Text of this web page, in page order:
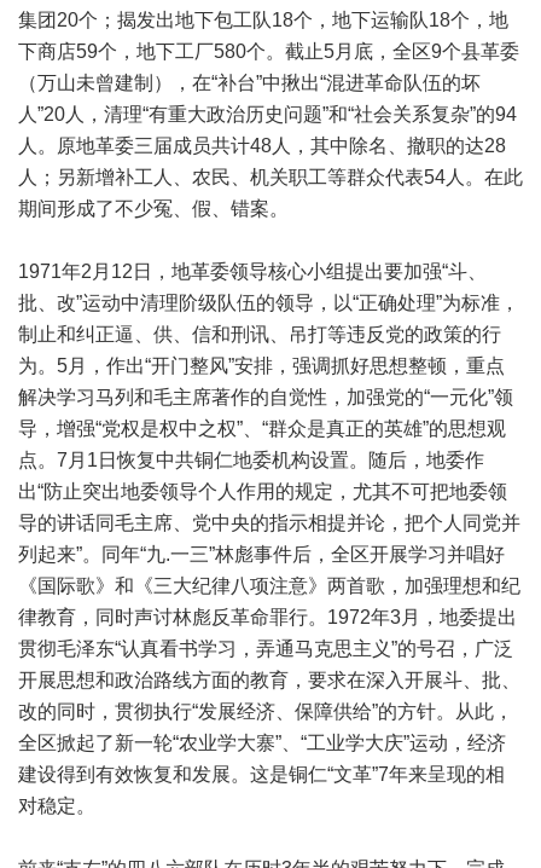
集团20个；揭发出地下包工队18个，地下运输队18个，地
下商店59个，地下工厂580个。截止5月底，全区9个县革委
（万山未曾建制），在“补台”中揪出“混进革命队伍的坏
人”20人，清理“有重大政治历史问题”和“社会关系复杂”的94
人。原地革委三届成员共计48人，其中除名、撤职的达28
人；另新增补工人、农民、机关职工等群众代表54人。在此
期间形成了不少冤、假、错案。
1971年2月12日，地革委领导核心小组提出要加强“斗、
批、改”运动中清理阶级队伍的领导，以“正确处理”为标准，
制止和纠正逼、供、信和刑讯、吊打等违反党的政策的行
为。5月，作出“开门整风”安排，强调抓好思想整顿，重点
解决学习马列和毛主席著作的自觉性，加强党的“一元化”领
导，增强“党权是权中之权”、“群众是真正的英雄”的思想观
点。7月1日恢复中共铜仁地委机构设置。随后，地委作
出“防止突出地委领导个人作用的规定，尤其不可把地委领
导的讲话同毛主席、党中央的指示相提并论，把个人同党并
列起来”。同年“九.一三”林彪事件后，全区开展学习并唱好
《国际歌》和《三大纪律八项注意》两首歌，加强理想和纪
律教育，同时声讨林彪反革命罪行。1972年3月，地委提出
贯彻毛泽东“认真看书学习，弄通马克思主义”的号召，广泛
开展思想和政治路线方面的教育，要求在深入开展斗、批、
改的同时，贯彻执行“发展经济、保障供给”的方针。从此，
全区掀起了新一轮“农业学大寨”、“工业学大庆”运动，经济
建设得到有效恢复和发展。这是铜仁“文革”7年来呈现的相
对稳定。